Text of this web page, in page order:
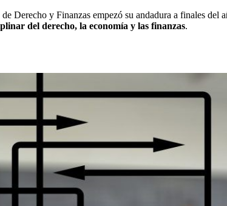
Derecho y Finanzas empezó su andadura a finales del
del derecho, la economía y las finanzas.